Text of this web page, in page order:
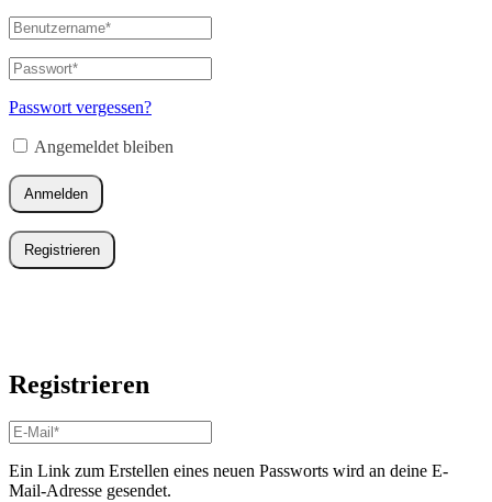
Benutzername
oder
E-
Mail-
Adresse*
Passwort*
Erforderlich
Passwort vergessen?
Angemeldet bleiben
Anmelden
Registrieren
Registrieren
E-
Mail-
Adresse*
Erforderlich
Ein Link zum Erstellen eines neuen Passworts wird an deine E-
Mail-Adresse gesendet.